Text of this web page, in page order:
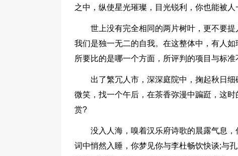
之中，纵使星光璀璨，目光锐利，你也能被人
世上没有完全相同的两片树叶，更不要
我们是独一无二的自我。在这整体中，有人
所要比的是哪一个方面，所评判的项目与标
出了繁冗人市，深深庭院中，掬起秋日
微笑，找一个午后，在茶香弥漫中蹁跹，这
赏?
没入人海，嗅着汉乐府诗歌的晨露气息
词中悄然入睡，你梦见你与李杜畅饮快谈;与